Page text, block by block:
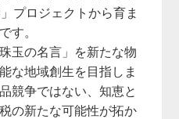
プロジェクトから育ま
す。
玉の名言」を新たな物
な地域創生を目指しま
競争ではない、知恵と
の新たな可能性が拓か